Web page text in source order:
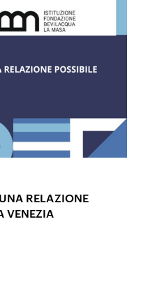
RELAZIONE
VENEZIA